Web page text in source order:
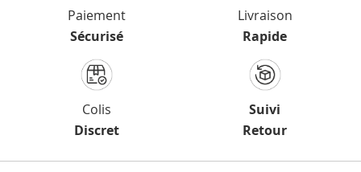
Paiement
Sécurisé
Livraison
Rapide
Colis
Discret
Suivi
Retour